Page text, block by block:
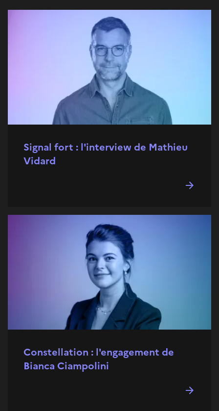
Signal fort : l'interview de Mathieu
Vidard
Constellation : l'engagement de
Bianca Ciampolini